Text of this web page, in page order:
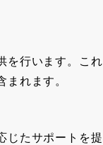
を行います。これ
れます。
じたサポートを提